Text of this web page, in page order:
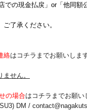
での現金払戻」or「他同額
了承ください。
絡はコチラまでお願いします
せん。
の場合は コチラまでお願い
DM /